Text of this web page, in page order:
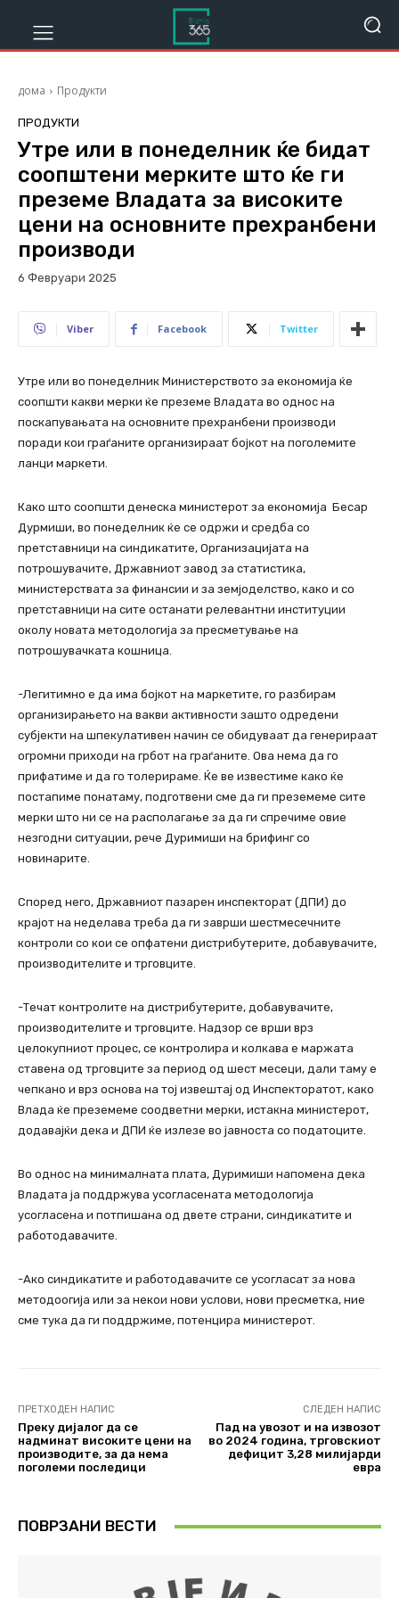
дома Продукти
ПРОДУКТИ
Утре или в понеделник ќе бидат
соопштени мерките што ќе ги
преземе Владата за високите
цени на основните прехранбени
производи
6 Февруари 2025
Viber Facebook Twitter
Утре или во понеделник Министерството за економија ќе
соопшти какви мерки ќе преземе Владата во однос на
поскапувањата на основните прехранбени производи
поради кои граѓаните организираат бојкот на поголемите
ланци маркети.
Како што соопшти денеска министерот за економија Бесар
Дурмиши, во понеделник ќе се одржи и средба со
претставници на синдикатите, Организацијата на
потрошувачите, Државниот завод за статистика,
министерствата за финансии и за земјоделство, како и со
претставници на сите останати релевантни институции
околу новата методологија за пресметување на
потрошувачката кошница.
-Легитимно е да има бојкот на маркетите, го разбирам
организирањето на вакви активности зашто одредени
субјекти на шпекулативен начин се обидуваат да генерираат
огромни приходи на грбот на граѓаните. Ова нема да го
прифатиме и да го толерираме. Ќе ве известиме како ќе
постапиме понатаму, подготвени сме да ги преземеме сите
мерки што ни се на располагање за да ги спречиме овие
незгодни ситуации, рече Дуримиши на брифинг со
новинарите.
Според него, Државниот пазарен инспекторат (ДПИ) до
крајот на неделава треба да ги заврши шестмесечните
контроли со кои се опфатени дистрибутерите, добавувачите,
производителите и трговците.
-Течат контролите на дистрибутерите, добавувачите,
производителите и трговците. Надзор се врши врз
целокупниот процес, се контролира и колкава е маржата
ставена од трговците за период од шест месеци, дали таму е
чепкано и врз основа на тој извештај од Инспекторатот, како
Влада ќе преземеме соодветни мерки, истакна министерот,
додавајќи дека и ДПИ ќе излезе во јавноста со податоците.
Во однос на минималната плата, Дуримиши напомена дека
Владата ја поддржува усогласената методологија
усогласена и потпишана од двете страни, синдикатите и
работодавачите.
-Ако синдикатите и работодавачите се усогласат за нова
методоогија или за некои нови услови, нови пресметка, ние
сме тука да ги поддржиме, потенцира министерот.
ПРЕТХОДЕН НАПИС
Преку дијалог да се
надминат високите цени на
производите, за да нема
поголеми последици
СЛЕДЕН НАПИС
Пад на увозот и на извозот
во 2024 година, трговскиот
дефицит 3,28 милијарди
евра
ПОВРЗАНИ ВЕСТИ